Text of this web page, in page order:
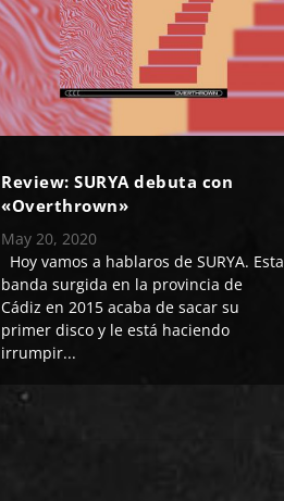
Review: SURYA debuta con
«Overthrown»
May 20, 2020
Hoy vamos a hablaros de SURYA. Esta
banda surgida en la provincia de
Cádiz en 2015 acaba de sacar su
primer disco y le está haciendo
irrumpir...